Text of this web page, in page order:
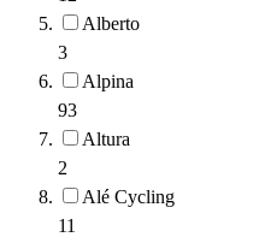
Alberto
3
Alpina
93
Altura
2
Alé Cycling
11